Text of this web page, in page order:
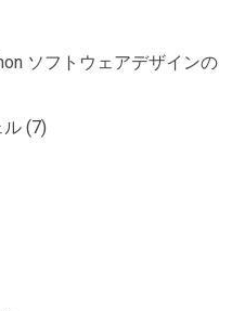
ソフトウェアデザインの
ル (7)